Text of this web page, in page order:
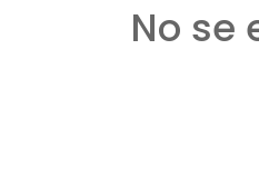
No se